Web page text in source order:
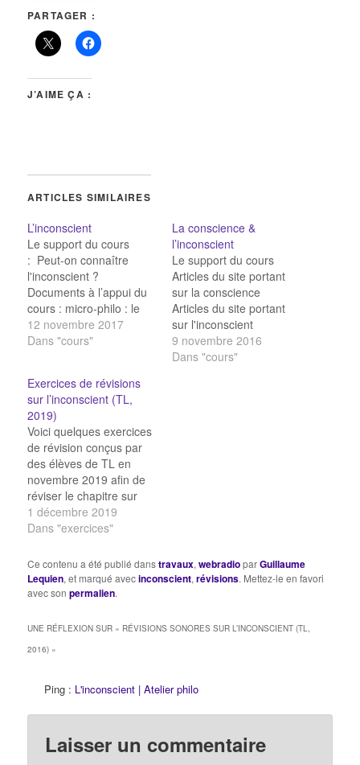
PARTAGER :
J’AIME ÇA :
ARTICLES SIMILAIRES
L’inconscient
Le support du cours
: Peut-on connaître
l'inconscient ?
Documents à l’appui du
cours : micro-philo : le
complexe d’OEdipe
selon Freud Vidéo :
psychique ? Freud :
L’inconscient est-il une
hypothèse superflue ?
Freud : l’artiste exprime-
t-il ses pulsions
personnelles ? Leibniz :
L’esprit…
12 novembre 2017
Dans "cours"
La conscience &
l’inconscient
Le support du cours
Articles du site portant
sur la conscience
Articles du site portant
sur l'inconscient
Conscience & identité
personnelle Puis-je avoir
9 novembre 2016
Dans "cours"
Exercices de révisions
sur l’inconscient (TL,
2019)
Voici quelques exercices
de révision conçus par
des élèves de TL en
novembre 2019 afin de
réviser le chapitre sur
l'inconscient : QCM sur
la naissance de la
soigner l'hystérie Mots
croisés sur la
psychanalyse Mots
QCM sur les actes
QCM…
1 décembre 2019
Dans "exercices"
Ce contenu a été publié danstravaux,webradioparGuillaume
Lequien, et marqué avecinconscient,révisions. Mettez-le en favori
avec sonpermalien.
UNE RÉFLEXION SUR « RÉVISIONS SONORES SUR L’INCONSCIENT (TL,
2016) »
Ping : L'inconscient | Atelier philo
Laisser un commentaire